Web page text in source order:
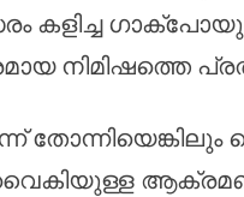
കളിച്ച
വൈകിയുള്ള